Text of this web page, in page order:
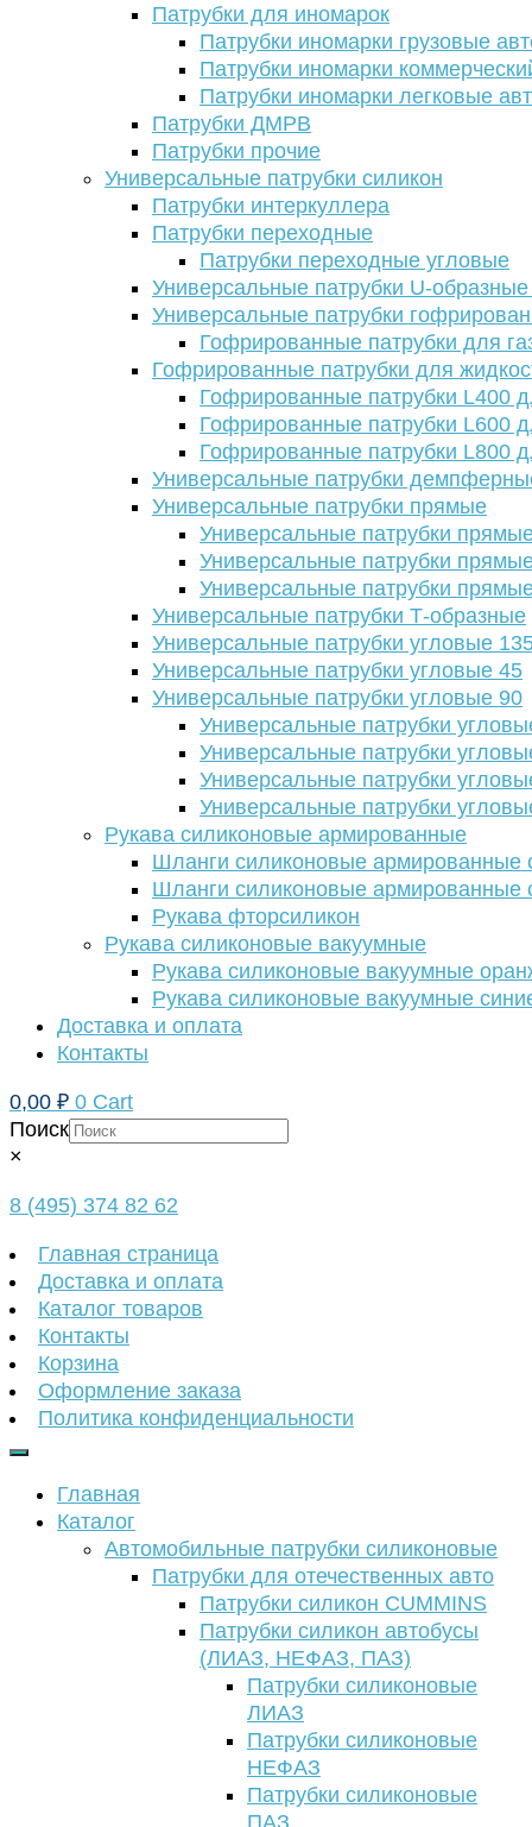
Патрубки для иномарок
Патрубки иномарки грузовые
Патрубки иномарки
Патрубки иномарки легковые
Патрубки ДМРВ
Патрубки прочие
Универсальные патрубки силикон
Патрубки интеркуллера
Патрубки переходные
Патрубки переходные угловые
Универсальные патрубки U-
Универсальные патрубки
Гофрированные патрубки для
Гофрированные патрубки для
Гофрированные патрубки L400
Гофрированные патрубки L600
Гофрированные патрубки L800
Универсальные патрубки
Универсальные патрубки прямые
Универсальные патрубки
Универсальные патрубки
Универсальные патрубки
Универсальные патрубки Т-образные
Универсальные патрубки угловые
Универсальные патрубки угловые 45
Универсальные патрубки угловые 90
Универсальные патрубки
Универсальные патрубки
Универсальные патрубки
Универсальные патрубки
Рукава силиконовые армированные
Шланги силиконовые армированные
Шланги силиконовые армированные
Рукава фторсиликон
Рукава силиконовые вакуумные
Рукава силиконовые вакуумные
Рукава силиконовые вакуумные
Доставка и оплата
Контакты
0,00 ₽ 0 Cart
Поиск
×
8 (495) 374 82 62
Главная страница
Доставка и оплата
Каталог товаров
Контакты
Корзина
Оформление заказа
Политика конфиденциальности
Главная
Каталог
Автомобильные патрубки силиконовые
Патрубки для отечественных авто
Патрубки силикон CUMMINS
Патрубки силикон автобусы
(ЛИАЗ, НЕФАЗ, ПАЗ)
Патрубки силиконовые
ЛИАЗ
Патрубки силиконовые
НЕФАЗ
Патрубки силиконовые
ПАЗ